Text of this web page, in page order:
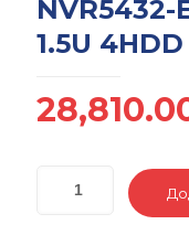
NVR5432-
1.5U